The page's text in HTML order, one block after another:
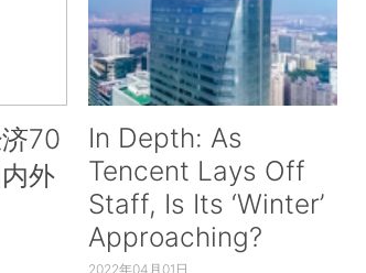
70
外
In Depth: As
Tencent Lays Off
Staff, Is Its ‘Winter’
Approaching?
2022年04月01日